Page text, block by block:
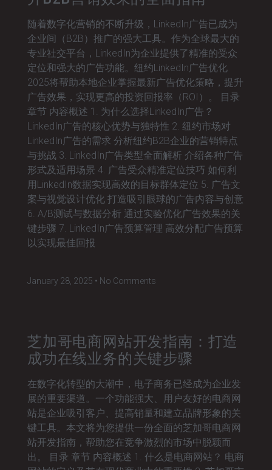
随着数字化营销的不断升级，LinkedIn广告已成为
企业间（B2B）推广的强大工具。作为全球最大的
专业社交平台，LinkedIn为企业提供了精准的受众
定位和强大的广告功能。纽约LinkedIn广告优化
2025将帮助本地企业掌握最新广告优化策略，提升
广告效果，实现更高的投资回报率（ROI）。 目录
章节 内容概述 1. 为什么选择LinkedIn广告？
LinkedIn广告的核心优势与独特性 2. 纽约市场对
LinkedIn广告的需求 分析纽约B2B企业的营销特点
与挑战 3. LinkedIn广告类型全面解析 介绍各种广告
形式及适用场景 4. 广告受众精准定位技巧 如何利
用LinkedIn数据实现高效的目标群体定位 5. 广告文
案与视觉设计优化 打造吸引眼球的广告内容与创意
6. A/B测试与数据分析 通过实验优化广告效果的关
键步骤 7. LinkedIn广告预算管理 高效分配广告预算
以实现最佳回报
January 28, 2025 No Comments
芝加哥电商网站开发指南：打造
成功在线业务的关键步骤
在数字化转型的大潮中，电子商务已经成为企业发
展的重要渠道。一个功能强大、用户友好的电商网
站是企业吸引客户、提高销量和建立品牌形象的关
键工具。本文将为您提供一份全面的芝加哥电商网
站开发指南，帮助您在竞争激烈的市场中脱颖而
出。 目录 章节 内容概述 1. 什么是电商网站？ 电商